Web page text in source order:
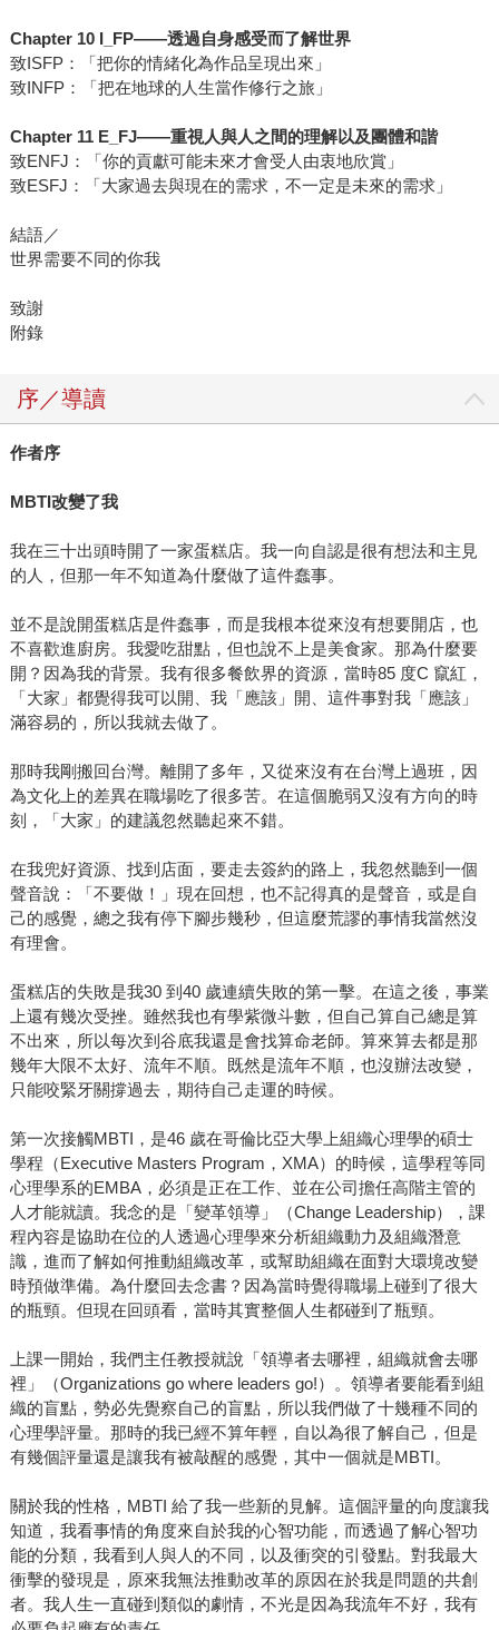
Chapter 10 I_FP——透過自身感受而了解世界
致ISFP：「把你的情緒化為作品呈現出來」
致INFP：「把在地球的人生當作修行之旅」
Chapter 11 E_FJ——重視人與人之間的理解以及團體和諧
致ENFJ：「你的貢獻可能未來才會受人由衷地欣賞」
致ESFJ：「大家過去與現在的需求，不一定是未來的需求」
結語／
世界需要不同的你我
致謝
附錄
序／導讀
作者序
MBTI改變了我
我在三十出頭時開了一家蛋糕店。我一向自認是很有想法和主見
的人，但那一年不知道為什麼做了這件蠢事。
並不是說開蛋糕店是件蠢事，而是我根本從來沒有想要開店，也
不喜歡進廚房。我愛吃甜點，但也說不上是美食家。那為什麼要
開？因為我的背景。我有很多餐飲界的資源，當時85 度C 竄紅，
「大家」都覺得我可以開、我「應該」開、這件事對我「應該」
滿容易的，所以我就去做了。
那時我剛搬回台灣。離開了多年，又從來沒有在台灣上過班，因
為文化上的差異在職場吃了很多苦。在這個脆弱又沒有方向的時
刻，「大家」的建議忽然聽起來不錯。
在我兜好資源、找到店面，要走去簽約的路上，我忽然聽到一個
聲音說：「不要做！」現在回想，也不記得真的是聲音，或是自
己的感覺，總之我有停下腳步幾秒，但這麼荒謬的事情我當然沒
有理會。
蛋糕店的失敗是我30 到40 歲連續失敗的第一擊。在這之後，事業
上還有幾次受挫。雖然我也有學紫微斗數，但自己算自己總是算
不出來，所以每次到谷底我還是會找算命老師。算來算去都是那
幾年大限不太好、流年不順。既然是流年不順，也沒辦法改變，
只能咬緊牙關撐過去，期待自己走運的時候。
第一次接觸MBTI，是46 歲在哥倫比亞大學上組織心理學的碩士
學程（Executive Masters Program，XMA）的時候，這學程等同
心理學系的EMBA，必須是正在工作、並在公司擔任高階主管的
人才能就讀。我念的是「變革領導」（Change Leadership），課
程內容是協助在位的人透過心理學來分析組織動力及組織潛意
識，進而了解如何推動組織改革，或幫助組織在面對大環境改變
時預做準備。為什麼回去念書？因為當時覺得職場上碰到了很大
的瓶頸。但現在回頭看，當時其實整個人生都碰到了瓶頸。
上課一開始，我們主任教授就說「領導者去哪裡，組織就會去哪
裡」（Organizations go where leaders go!）。領導者要能看到組
織的盲點，勢必先覺察自己的盲點，所以我們做了十幾種不同的
心理學評量。那時的我已經不算年輕，自以為很了解自己，但是
有幾個評量還是讓我有被敲醒的感覺，其中一個就是MBTI。
關於我的性格，MBTI 給了我一些新的見解。這個評量的向度讓我
知道，我看事情的角度來自於我的心智功能，而透過了解心智功
能的分類，我看到人與人的不同，以及衝突的引發點。對我最大
衝擊的發現是，原來我無法推動改革的原因在於我是問題的共創
者。我人生一直碰到類似的劇情，不光是因為我流年不好，我有